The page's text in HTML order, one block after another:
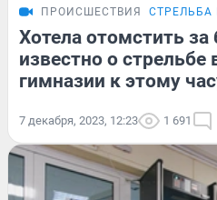
ПРОИСШЕСТВИЯ
Хотела отомстить за
известно о стрельбе
гимназии к этому
7 декабря, 2023, 12:23 1 691